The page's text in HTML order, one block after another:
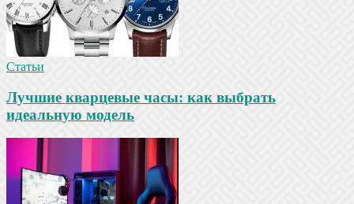
Статьи
Лучшие кварцевые часы: как выбрать
идеальную модель